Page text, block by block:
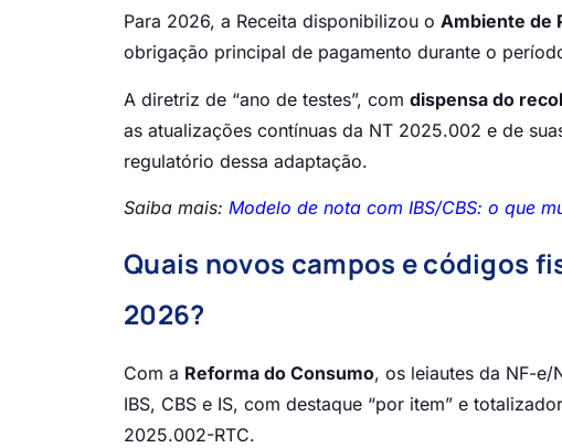
Para 2026, a Receita disponibilizou o Ambiente de
obrigação principal de pagamento durante o
A diretriz de “ano de testes”, com dispensa do
as atualizações contínuas da NT 2025.002 e de
regulatório dessa adaptação.
Saiba mais: Modelo de nota com IBS/CBS: o que
Quais novos campos e códigos
2026?
Com a Reforma do Consumo, os leiautes da NF-e/
IBS, CBS e IS, com destaque “por item” e
2025.002-RTC.